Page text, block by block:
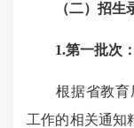
（二）招
1.第一批次
根据省教育厅
工作的相关通知